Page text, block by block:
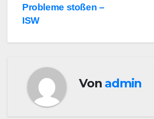
Probleme stoßen –
ISW
Von admin